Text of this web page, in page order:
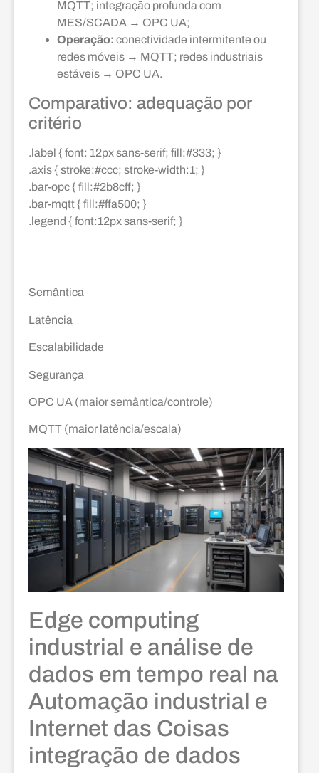
MQTT; integração profunda com
MES/SCADA → OPC UA;
Operação: conectividade intermitente ou
redes móveis → MQTT; redes industriais
estáveis → OPC UA.
Comparativo: adequação por
critério
.label { font: 12px sans-serif; fill:#333; }
.axis { stroke:#ccc; stroke-width:1; }
.bar-opc { fill:#2b8cff; }
.bar-mqtt { fill:#ffa500; }
.legend { font:12px sans-serif; }
Semântica
Latência
Escalabilidade
Segurança
OPC UA (maior semântica/controle)
MQTT (maior latência/escala)
Edge computing
industrial e análise de
dados em tempo real na
Automação industrial e
Internet das Coisas
integração de dados